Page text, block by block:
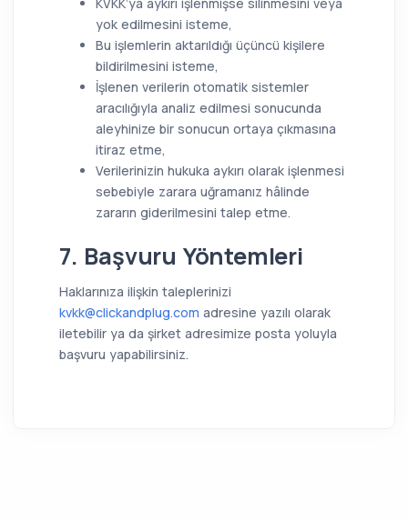
yok edilmesini isteme,
Bu işlemlerin aktarıldığı üçüncü kişilere
bildirilmesini isteme,
İşlenen verilerin otomatik sistemler
aracılığıyla analiz edilmesi sonucunda
aleyhinize bir sonucun ortaya çıkmasına
itiraz etme,
Verilerinizin hukuka aykırı olarak işlenmesi
sebebiyle zarara uğramanız hâlinde
zararın giderilmesini talep etme.
7. Başvuru Yöntemleri
Haklarınıza ilişkin taleplerinizi
kvkk@clickandplug.com adresine yazılı olarak
iletebilir ya da şirket adresimize posta yoluyla
başvuru yapabilirsiniz.